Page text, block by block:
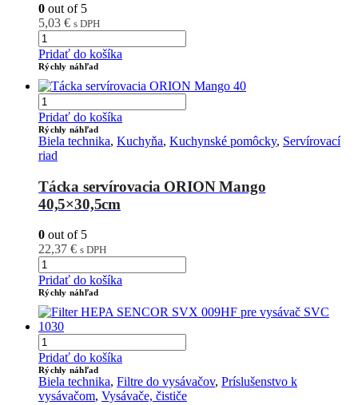
0 out of 5
5,03 € s DPH
Pridať do košíka
Rýchly náhľad
Pridať do košíka
Rýchly náhľad
Biela technika, Kuchyňa, Kuchynské pomôcky, Servírovací
riad
Tácka servírovacia ORION Mango
40,5×30,5cm
0 out of 5
22,37 € s DPH
Pridať do košíka
Rýchly náhľad
Pridať do košíka
Rýchly náhľad
Biela technika, Filtre do vysávačov, Príslušenstvo k
vysávačom, Vysávače, čističe